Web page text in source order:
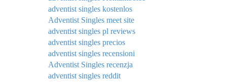
adventist singles kostenlos
Adventist Singles meet site
adventist singles pl reviews
adventist singles precios
adventist singles recensioni
Adventist Singles recenzja
adventist singles reddit